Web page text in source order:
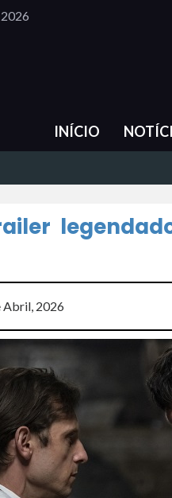
INÍCIO
Abril, 2026